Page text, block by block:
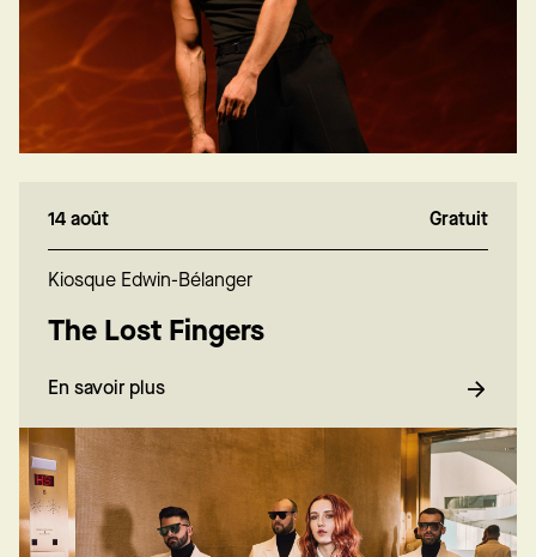
14 août Gratuit
Kiosque Edwin-Bélanger
The Lost Fingers
En savoir plus